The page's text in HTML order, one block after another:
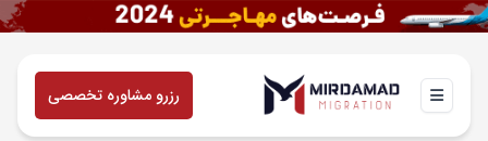
رزرو مشاوره تخصصی